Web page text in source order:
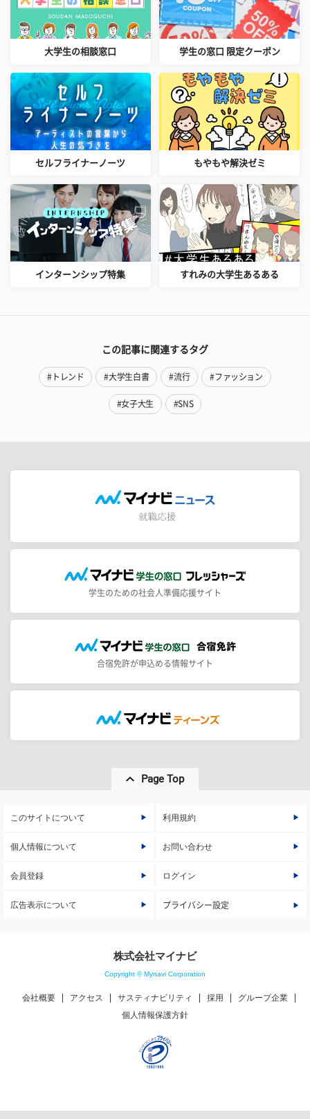
大学生の相談窓口 学生の窓口 限定クーポン
セルフライナーノーツ もやもや解決ゼミ
インターンシップ特集 すれみの大学生あるある
この記事に関連するタグ
#トレンド #大学生白書 #流行 #ファッション
#女子大生 #SNS
学生のための社会人準備応援サイト
合宿免許が申込める情報サイト
Page Top
このサイトについて 利用規約
個人情報について お問い合わせ
会員登録 ログイン
広告表示について プライバシー設定
株式会社マイナビ
Copyright © Mynavi Corporation
会社概要 アクセス サスティナビリティ 採用
グループ企業
個人情報保護方針